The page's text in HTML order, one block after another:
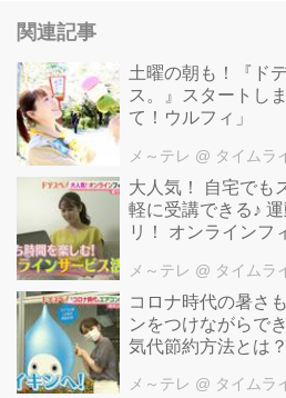
関連記事
土曜の朝も！『ド
ス。』スタートし
て！ウルフィ」
メ～テレ @ タイムラ
大人気！ 自宅でも
軽に受講できる♪
リ！ オンラインフ
メ～テレ @ タイムラ
コロナ時代の暑さ
ンをつけながらで
気代節約方法とは？
メ～テレ @ タイムラ